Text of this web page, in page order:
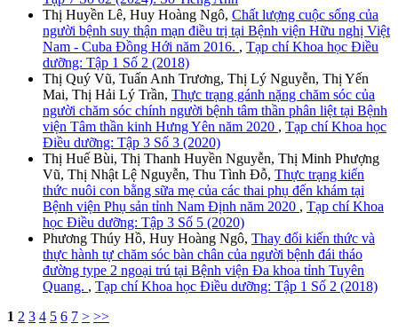
Thị Huyền Lê, Huy Hoàng Ngô, Chất lượng cuộc sống của
người bệnh suy thận mạn điều trị tại Bệnh viện Hữu nghị Việt
Nam - Cuba Đồng Hới năm 2016. , Tạp chí Khoa học Điều
dưỡng: Tập 1 Số 2 (2018)
Thị Quý Vũ, Tuấn Anh Trương, Thị Lý Nguyễn, Thị Yến
Mai, Thị Hải Lý Trần, Thực trạng gánh nặng chăm sóc của
người chăm sóc chính người bệnh tâm thần phân liệt tại Bệnh
viện Tâm thần kinh Hưng Yên năm 2020 , Tạp chí Khoa học
Điều dưỡng: Tập 3 Số 3 (2020)
Thị Huế Bùi, Thị Thanh Huyền Nguyễn, Thị Minh Phượng
Vũ, Thị Nhật Lệ Nguyễn, Thu Tình Đỗ, Thực trạng kiến
thức nuôi con bằng sữa mẹ của các thai phụ đến khám tại
Bệnh viện Phụ sản tỉnh Nam Định năm 2020 , Tạp chí Khoa
học Điều dưỡng: Tập 3 Số 5 (2020)
Phương Thúy Hồ, Huy Hoàng Ngô, Thay đổi kiến thức và
thực hành tự chăm sóc bàn chân của người bệnh đái tháo
đường type 2 ngoại trú tại Bệnh viện Đa khoa tỉnh Tuyên
Quang. , Tạp chí Khoa học Điều dưỡng: Tập 1 Số 2 (2018)
1 2 3 4 5 6 7 > >>